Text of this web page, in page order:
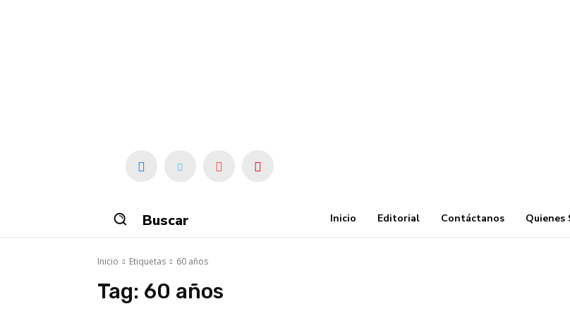
Buscar Inicio Editorial Contáctanos Quienes
Inicio Etiquetas 60 años
Tag: 60 años